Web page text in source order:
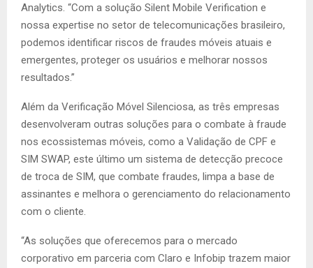
Analytics. “Com a solução Silent Mobile Verification e
nossa expertise no setor de telecomunicações brasileiro,
podemos identificar riscos de fraudes móveis atuais e
emergentes, proteger os usuários e melhorar nossos
resultados.”
Além da Verificação Móvel Silenciosa, as três empresas
desenvolveram outras soluções para o combate à fraude
nos ecossistemas móveis, como a Validação de CPF e
SIM SWAP, este último um sistema de detecção precoce
de troca de SIM, que combate fraudes, limpa a base de
assinantes e melhora o gerenciamento do relacionamento
com o cliente.
“As soluções que oferecemos para o mercado
corporativo em parceria com Claro e Infobip trazem maior